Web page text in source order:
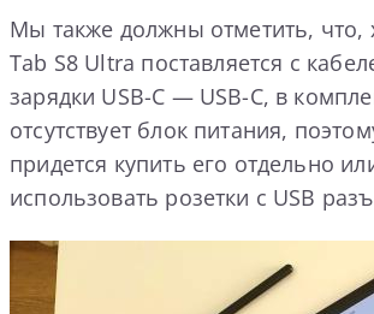
Мы также должны отметить, что,
Tab S8 Ultra поставляется с
зарядки USB-C — USB-C, в
отсутствует блок питания,
придется купить его отдельно
использовать розетки с USB